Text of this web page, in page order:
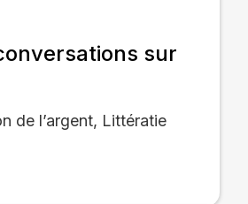
sur
de l’argent, Littératie